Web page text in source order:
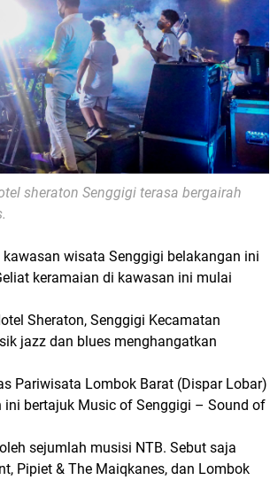
sheraton Senggigi terasa bergairah
wisata Senggigi belakangan ini
keramaian di kawasan ini mulai
Sheraton, Senggigi Kecamatan
jazz dan blues menghangatkan
Pariwisata Lombok Barat (Dispar Lobar)
bertajuk Music of Senggigi – Sound of
sejumlah musisi NTB. Sebut saja
Pipiet & The Maiqkanes, dan Lombok